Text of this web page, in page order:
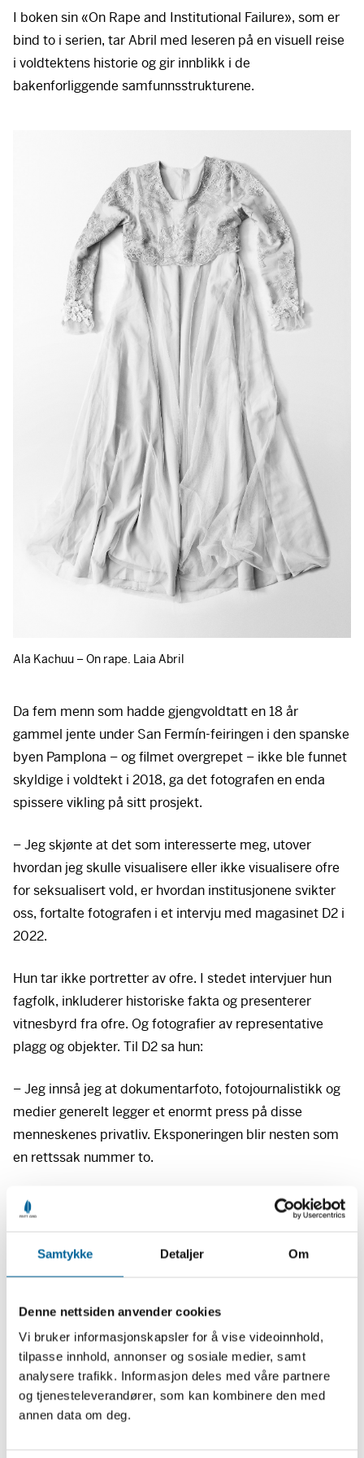
Samtykke Detaljer Om
Denne nettsiden anvender cookies
Vi bruker informasjonskapsler for å vise videoinnhold,
tilpasse innhold, annonser og sosiale medier, samt
analysere trafikk. Informasjon deles med våre partnere
og tjenesteleverandører, som kan kombinere den med
annen data om deg.
I boken sin «On Rape and Institutional Failure», som er
bind to i serien, tar Abril med leseren på en visuell reise
i voldtektens historie og gir innblikk i de
bakenforliggende samfunnsstrukturene.
Ala Kachuu – On rape. Laia Abril
Da fem menn som hadde gjengvoldtatt en 18 år
gammel jente under San Fermín-feiringen i den spanske
byen Pamplona – og filmet overgrepet – ikke ble funnet
skyldige i voldtekt i 2018, ga det fotografen en enda
spissere vikling på sitt prosjekt.
– Jeg skjønte at det som interesserte meg, utover
hvordan jeg skulle visualisere eller ikke visualisere ofre
for seksualisert vold, er hvordan institusjonene svikter
oss, fortalte fotografen i et intervju med magasinet D2 i
2022.
Hun tar ikke portretter av ofre. I stedet intervjuer hun
fagfolk, inkluderer historiske fakta og presenterer
vitnesbyrd fra ofre. Og fotografier av representative
plagg og objekter. Til D2 sa hun:
– Jeg innså jeg at dokumentarfoto, fotojournalistikk og
medier generelt legger et enormt press på disse
menneskenes privatliv. Eksponeringen blir nesten som
en rettssak nummer to.